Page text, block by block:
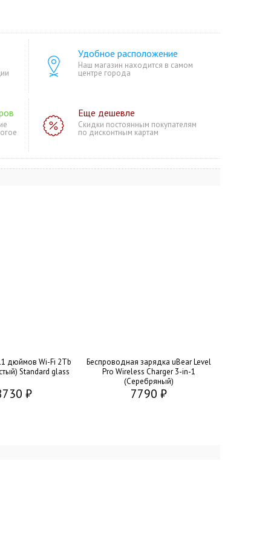
Удобное расположение
Наш магазин находится в самом
центре города
Еще дешевле
Скидки постоянным покупателям
по дисконтным картам
дюймов Wi-Fi 2Tb
Standard glass
₽
Беспроводная зарядка uBear Level
Pro Wireless Charger 3-in-1
(Серебряный)
7790 ₽